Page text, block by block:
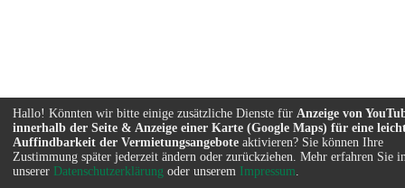
Hallo! Könnten wir bitte einige zusätzliche Dienste für Anzeige von
innerhalb der Seite & Anzeige einer Karte (Google Maps) für eine
Auffindbarkeit der Vermietungsangebote aktivieren? Sie können Ihre
Zustimmung später jederzeit ändern oder zurückziehen. Mehr erfahren Sie
unserer Datenschutzerklärung oder unserem Impressum